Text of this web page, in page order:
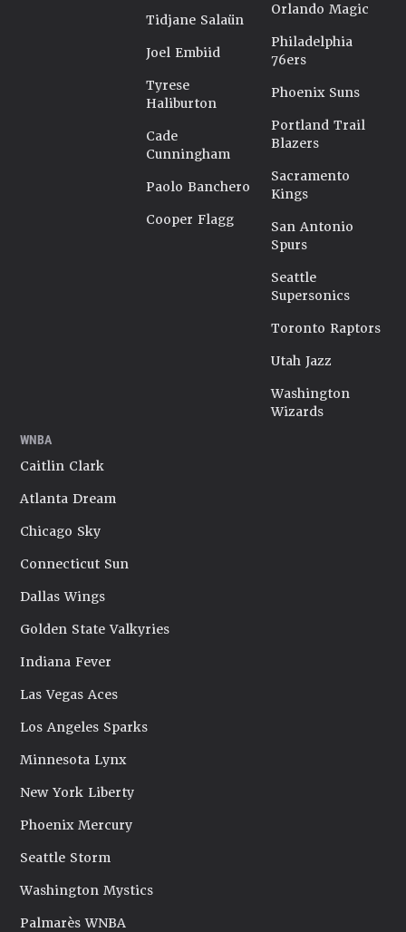
Tidjane Salaün
Joel Embiid
Tyrese
Haliburton
Cade
Cunningham
Paolo Banchero
Cooper Flagg
Orlando Magic
Philadelphia
76ers
Phoenix Suns
Portland Trail
Blazers
Sacramento
Kings
San Antonio
Spurs
Seattle
Supersonics
Toronto Raptors
Utah Jazz
Washington
Wizards
WNBA
Caitlin Clark
Atlanta Dream
Chicago Sky
Connecticut Sun
Dallas Wings
Golden State Valkyries
Indiana Fever
Las Vegas Aces
Los Angeles Sparks
Minnesota Lynx
New York Liberty
Phoenix Mercury
Seattle Storm
Washington Mystics
Palmarès WNBA